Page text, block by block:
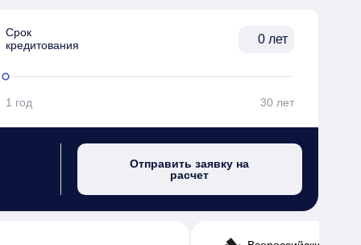
Срок
кредитования
лет
1 год 30 лет
Отправить заявку на
расчет